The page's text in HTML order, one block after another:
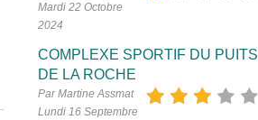
Mardi 22 Octobre
2024
COMPLEXE SPORTIF DU PUITS
DE LA ROCHE
Par Martine Assmat
Lundi 16 Septembre